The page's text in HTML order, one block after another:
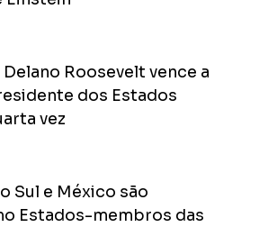
Delano Roosevelt vence a
dos Estados
vez
Sul e México são
Estados-membros dasCumpriu: